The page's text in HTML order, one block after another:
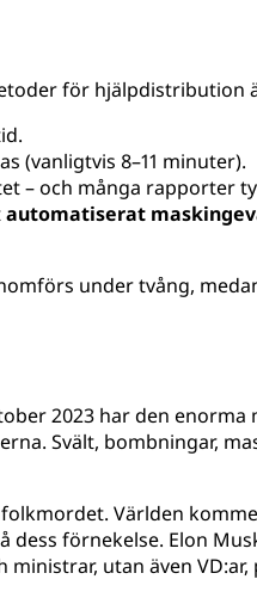
för hjälpdistribution
(vanligtvis 8–11 minuter).
– och många rapporter
automatiserat
under tvång,
2023 har den enorma
Svält, bombningar,
Världen
dess förnekelse. Elon
utan även